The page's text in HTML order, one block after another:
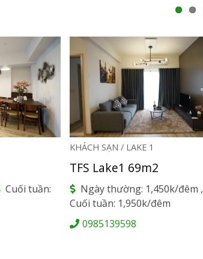
Cuối tuần:
KHÁCH SẠN / LAKE 1
TFS Lake1 69m2
Ngày thường: 1,450k/đêm ,
Cuối tuần: 1,950k/đêm
0985139598